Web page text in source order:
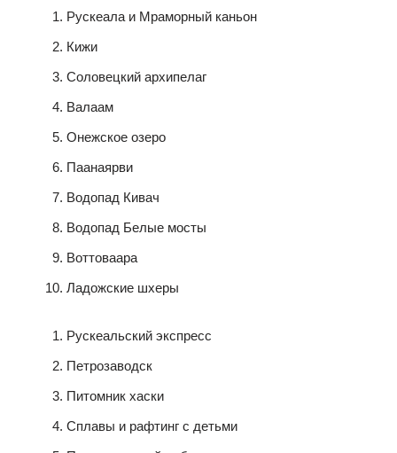
Рускеала и Мраморный каньон
Кижи
Соловецкий архипелаг
Валаам
Онежское озеро
Паанаярви
Водопад Кивач
Водопад Белые мосты
Воттоваара
Ладожские шхеры
Рускеальский экспресс
Петрозаводск
Питомник хаски
Сплавы и рафтинг с детьми